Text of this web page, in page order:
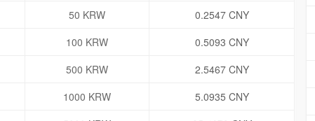
50 KRW
0.2547 CNY
100 KRW
0.5093 CNY
500 KRW
2.5467 CNY
1000 KRW
5.0935 CNY